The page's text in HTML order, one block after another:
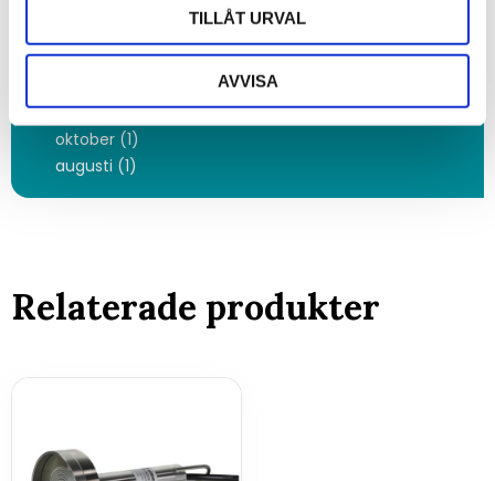
TILLÅT URVAL
AVVISA
2019
november (3)
oktober (1)
augusti (1)
Relaterade produkter